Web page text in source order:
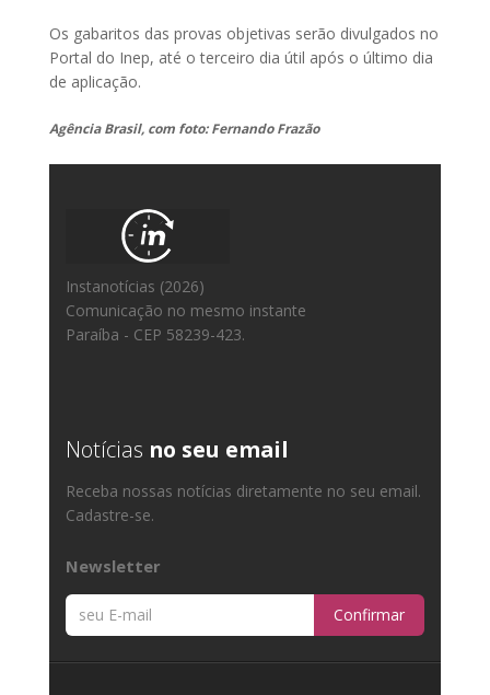
Os gabaritos das provas objetivas serão divulgados no
Portal do Inep, até o terceiro dia útil após o último dia
de aplicação.
Agência Brasil, com foto: Fernando Frazão
Instanotícias (2026)
Comunicação no mesmo instante
Paraíba - CEP 58239-423.
Notícias no seu email
Receba nossas notícias diretamente no seu email.
Cadastre-se.
Newsletter
Confirmar